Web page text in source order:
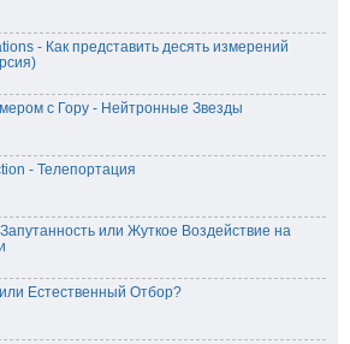
- Как представить десять измерений
с Гору - Нейтронные Звезды
- Телепортация
или Жуткое Воздействие на
Естественный Отбор?